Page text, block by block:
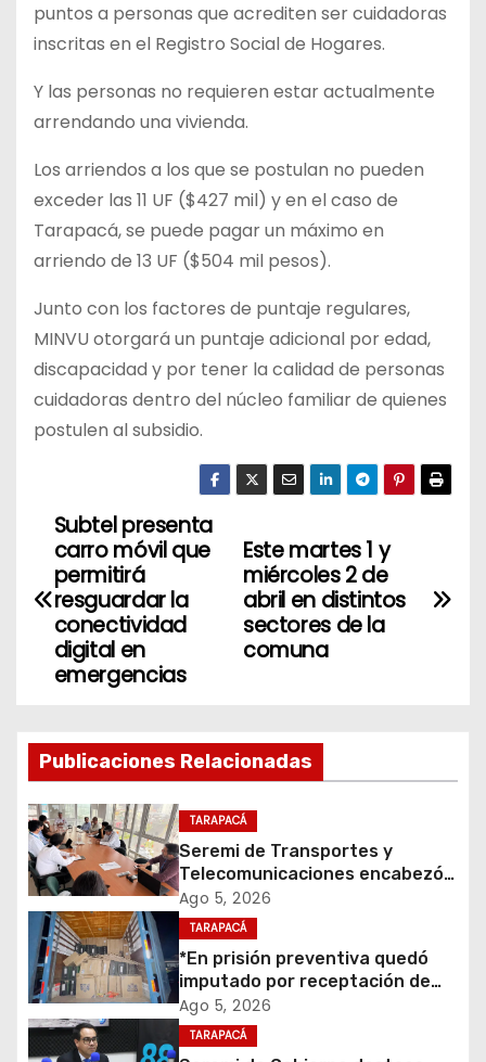
puntos a personas que acrediten ser cuidadoras
inscritas en el Registro Social de Hogares.
Y las personas no requieren estar actualmente
arrendando una vivienda.
Los arriendos a los que se postulan no pueden
exceder las 11 UF ($427 mil) y en el caso de
Tarapacá, se puede pagar un máximo en
arriendo de 13 UF ($504 mil pesos).
Junto con los factores de puntaje regulares,
MINVU otorgará un puntaje adicional por edad,
discapacidad y por tener la calidad de personas
cuidadoras dentro del núcleo familiar de quienes
postulen al subsidio.
N
a
a
c
i
ó
n
d
e
Este martes 1 y
miércoles 2 de
abril en distintos
sectores de la
comuna
Subtel presenta
carro móvil que
permitirá
resguardar la
conectividad
digital en
emergencias
Publicaciones Relacionadas
TARAPACÁ
Seremi de Transportes y
Telecomunicaciones encabezó
primera mesa de coordinación
para el retiro de cables en
desuso en Iquique
Ago 5, 2026
TARAPACÁ
*En prisión preventiva quedó
imputado por receptación de
cigarrillos avaluados en $1.600
millones*
Ago 5, 2026
TARAPACÁ